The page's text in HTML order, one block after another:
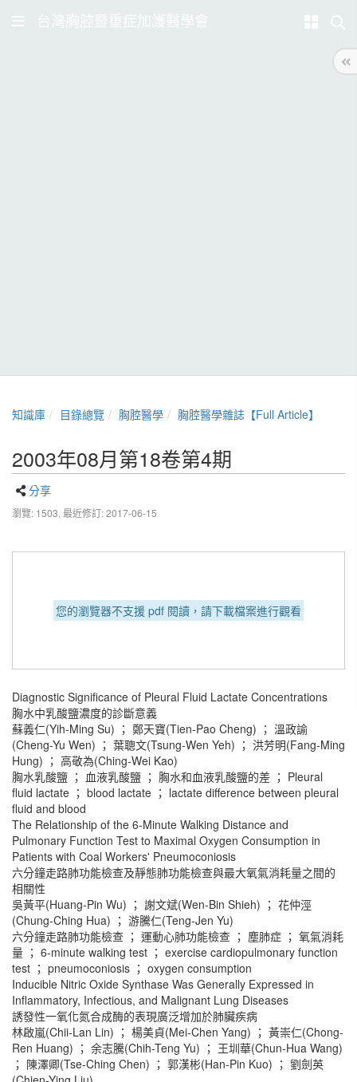
台灣胸腔暨重症加護醫學會
知識庫 目錄總覽 胸腔醫學 胸腔醫學雜誌【Full Article】
2003年08月第18卷第4期
分享
瀏覽: 1503, 最近修訂: 2017-06-15
您的瀏覽器不支援 pdf 閱讀，請下載檔案進行觀看
Diagnostic Significance of Pleural Fluid Lactate Concentrations
胸水中乳酸鹽濃度的診斷意義
蘇義仁(Yih-Ming Su) ； 鄭天寶(Tien-Pao Cheng) ； 溫政諭
(Cheng-Yu Wen) ； 葉聰文(Tsung-Wen Yeh) ； 洪芳明(Fang-Ming
Hung) ； 高敬為(Ching-Wei Kao)
胸水乳酸鹽 ； 血液乳酸鹽 ； 胸水和血液乳酸鹽的差 ； Pleural
fluid lactate ； blood lactate ； lactate difference between pleural
fluid and blood
The Relationship of the 6-Minute Walking Distance and
Pulmonary Function Test to Maximal Oxygen Consumption in
Patients with Coal Workers' Pneumoconiosis
六分鐘走路肺功能檢查及靜態肺功能檢查與最大氧氣消耗量之間的
相關性
吳黃平(Huang-Pin Wu) ； 謝文斌(Wen-Bin Shieh) ； 花仲涇
(Chung-Ching Hua) ； 游騰仁(Teng-Jen Yu)
六分鐘走路肺功能檢查 ； 運動心肺功能檢查 ； 塵肺症 ； 氧氣消耗
量 ； 6-minute walking test ； exercise cardiopulmonary function
test ； pneumoconiosis ； oxygen consumption
Inducible Nitric Oxide Synthase Was Generally Expressed in
Inflammatory, Infectious, and Malignant Lung Diseases
誘發性一氧化氮合成酶的表現廣泛增加於肺臟疾病
林啟嵐(Chii-Lan Lin) ； 楊美貞(Mei-Chen Yang) ； 黃崇仁(Chong-
Ren Huang) ； 余志騰(Chih-Teng Yu) ； 王圳華(Chun-Hua Wang)
； 陳澤卿(Tse-Ching Chen) ； 郭漢彬(Han-Pin Kuo) ； 劉劍英